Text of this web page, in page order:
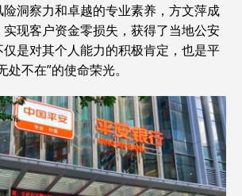
洞察力和卓越的专业素养，方文萍成
现客户资金零损失，获得了当地公安
是对其个人能力的积极肯定，也是平
不在”的使命荣光。